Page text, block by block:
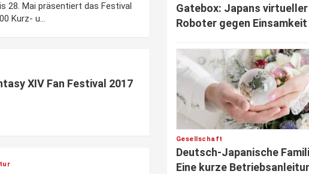
28. Mai präsentiert das Festival
Kurz- u...
XIV Fan Festival 2017
Gatebox: Japans virtueller
Roboter gegen Einsamkeit
Gesellschaft
Deutsch-Japanische
Eine kurze